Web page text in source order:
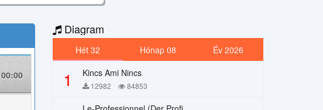
00:00
Diagram
Hét 32 Hónap 08 Év 2026
1 Kincs Ami Nincs
12982 84853